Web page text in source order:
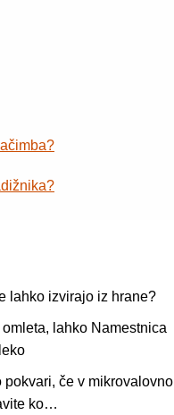
lahko izvirajo iz hrane?
lahko Namestnica
pokvari, če v mikrovalovno
ko…